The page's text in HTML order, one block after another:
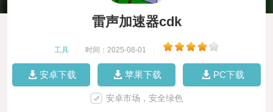
雷声加速器cdk
工具 时间：2025-08-01
安卓下载 苹果下载 PC下载
安卓市场，安全绿色